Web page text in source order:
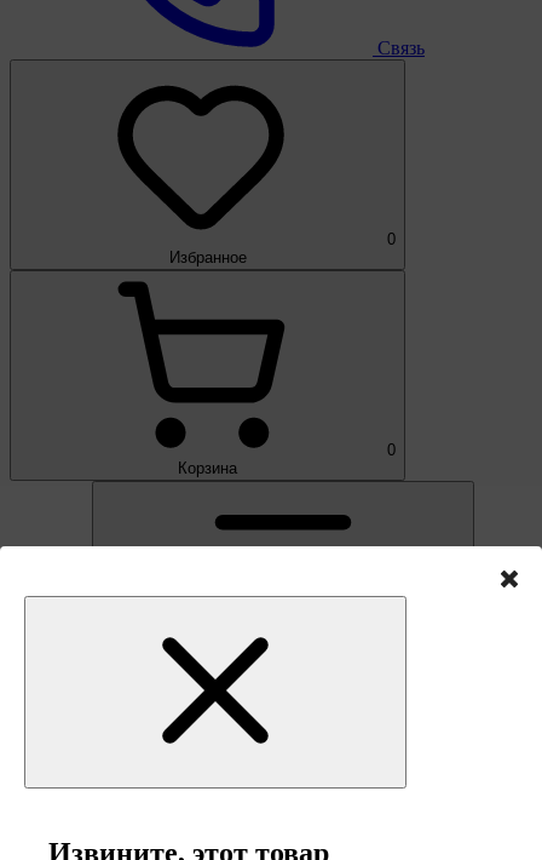
Связь
0
Избранное
0
Корзина
Извините, этот товар